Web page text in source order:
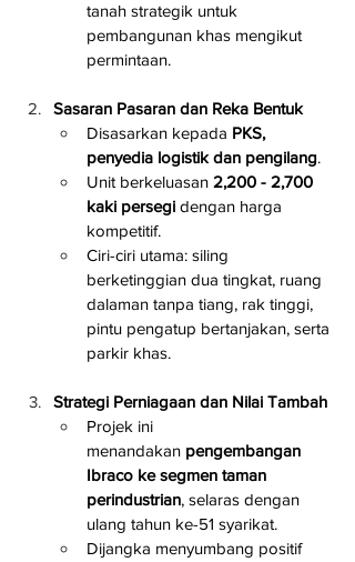
tanah strategik untuk
pembangunan khas mengikut
permintaan.
Sasaran Pasaran dan Reka Bentuk
Disasarkan kepada PKS,
penyedia logistik dan pengilang.
Unit berkeluasan 2,200 - 2,700
kaki persegi dengan harga
kompetitif.
Ciri-ciri utama: siling
berketinggian dua tingkat, ruang
dalaman tanpa tiang, rak tinggi,
pintu pengatup bertanjakan, serta
parkir khas.
Strategi Perniagaan dan Nilai Tambah
Projek ini
menandakan pengembangan
Ibraco ke segmen taman
perindustrian, selaras dengan
ulang tahun ke-51 syarikat.
Dijangka menyumbang positif